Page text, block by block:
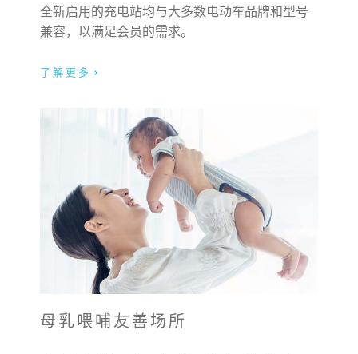
全新启用的充电站均与大多数电动车品牌和型号
兼容，以满足会员的需求。
了解更多
母乳喂哺友善场所